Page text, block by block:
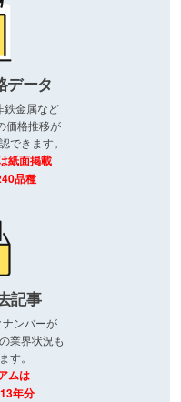
データ
鉄金属など
価格推移が
できます。
紙面掲載
品種
記事
ンバーが
業界状況も
す。
ムは
年分